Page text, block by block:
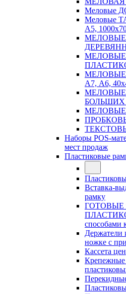
Меловые
Меловые
А5,
МЕЛОВЫЕ
МЕЛОВЫЕ
МЕЛОВЫЕ
А7, А6,
МЕЛОВЫЕ
МЕЛОВЫЕ
Наборы POS-
мест продаж
Пластиковые
Вставка-
рамку
ГОТОВЫЕ
способами
Держатели
ножке с
Кассета цен
Крепежные